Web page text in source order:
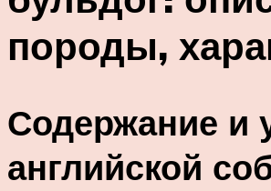
породы,
Содержание и
английской